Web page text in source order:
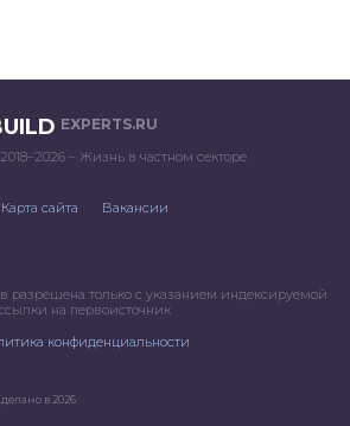
EXPERTS.RU
– Жизнь в частном секторе
Карта сайта Вакансии
разрешена только с указанием индексируемой
на первоисточник
конфиденциальности
в 2026